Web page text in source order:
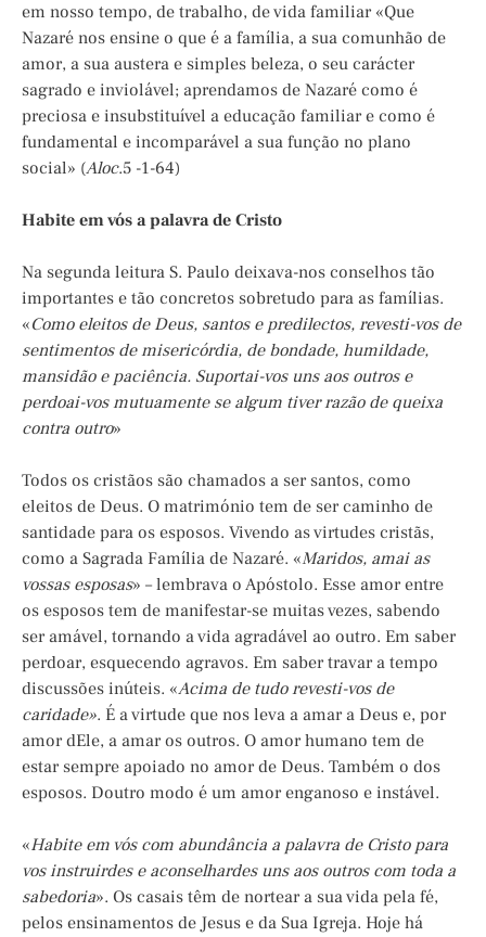
em nosso tempo, de trabalho, de vida familiar «Que
Nazaré nos ensine o que é a família, a sua comunhão de
amor, a sua austera e simples beleza, o seu carácter
sagrado e inviolável; aprendamos de Nazaré como é
preciosa e insubstituível a educação familiar e como é
fundamental e incomparável a sua função no plano
social» (Aloc.5 -1-64)
Habite em vós a palavra de Cristo
Na segunda leitura S. Paulo deixava-nos conselhos tão
importantes e tão concretos sobretudo para as famílias.
«Como eleitos de Deus, santos e predilectos, revesti-vos de
sentimentos de misericórdia, de bondade, humildade,
mansidão e paciência. Suportai-vos uns aos outros e
perdoai-vos mutuamente se algum tiver razão de queixa
contra outro»
Todos os cristãos são chamados a ser santos, como
eleitos de Deus. O matrimónio tem de ser caminho de
santidade para os esposos. Vivendo as virtudes cristãs,
como a Sagrada Família de Nazaré. «Maridos, amai as
vossas esposas» – lembrava o Apóstolo. Esse amor entre
os esposos tem de manifestar-se muitas vezes, sabendo
ser amável, tornando a vida agradável ao outro. Em saber
perdoar, esquecendo agravos. Em saber travar a tempo
discussões inúteis. «Acima de tudo revesti-vos de
caridade». É a virtude que nos leva a amar a Deus e, por
amor dEle, a amar os outros. O amor humano tem de
estar sempre apoiado no amor de Deus. Também o dos
esposos. Doutro modo é um amor enganoso e instável.
«Habite em vós com abundância a palavra de Cristo para
vos instruirdes e aconselhardes uns aos outros com toda a
sabedoria». Os casais têm de nortear a sua vida pela fé,
pelos ensinamentos de Jesus e da Sua Igreja. Hoje há